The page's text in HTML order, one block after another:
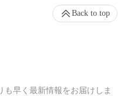
も早く最新情報をお届けしま
Back to top